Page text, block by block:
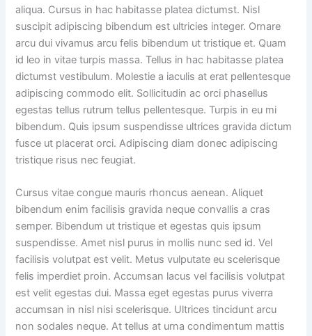
aliqua. Cursus in hac habitasse platea dictumst. Nisl
suscipit adipiscing bibendum est ultricies integer. Ornare
arcu dui vivamus arcu felis bibendum ut tristique et. Quam
id leo in vitae turpis massa. Tellus in hac habitasse platea
dictumst vestibulum. Molestie a iaculis at erat pellentesque
adipiscing commodo elit. Sollicitudin ac orci phasellus
egestas tellus rutrum tellus pellentesque. Turpis in eu mi
bibendum. Quis ipsum suspendisse ultrices gravida dictum
fusce ut placerat orci. Adipiscing diam donec adipiscing
tristique risus nec feugiat.
Cursus vitae congue mauris rhoncus aenean. Aliquet
bibendum enim facilisis gravida neque convallis a cras
semper. Bibendum ut tristique et egestas quis ipsum
suspendisse. Amet nisl purus in mollis nunc sed id. Vel
facilisis volutpat est velit. Metus vulputate eu scelerisque
felis imperdiet proin. Accumsan lacus vel facilisis volutpat
est velit egestas dui. Massa eget egestas purus viverra
accumsan in nisl nisi scelerisque. Ultrices tincidunt arcu
non sodales neque. At tellus at urna condimentum mattis